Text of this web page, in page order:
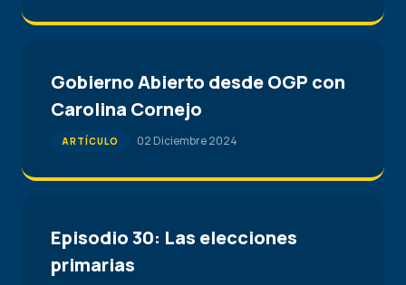
Gobierno Abierto desde OGP con
Carolina Cornejo
ARTÍCULO 02 Diciembre 2024
Episodio 30: Las elecciones
primarias